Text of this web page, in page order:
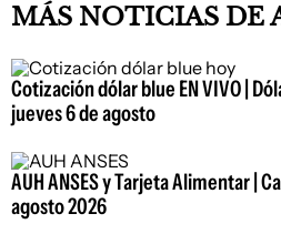
MÁS NOTICIAS DE
Cotización dólar blue EN VIVO |
jueves 6 de agosto
AUH ANSES y Tarjeta Alimentar |
agosto 2026